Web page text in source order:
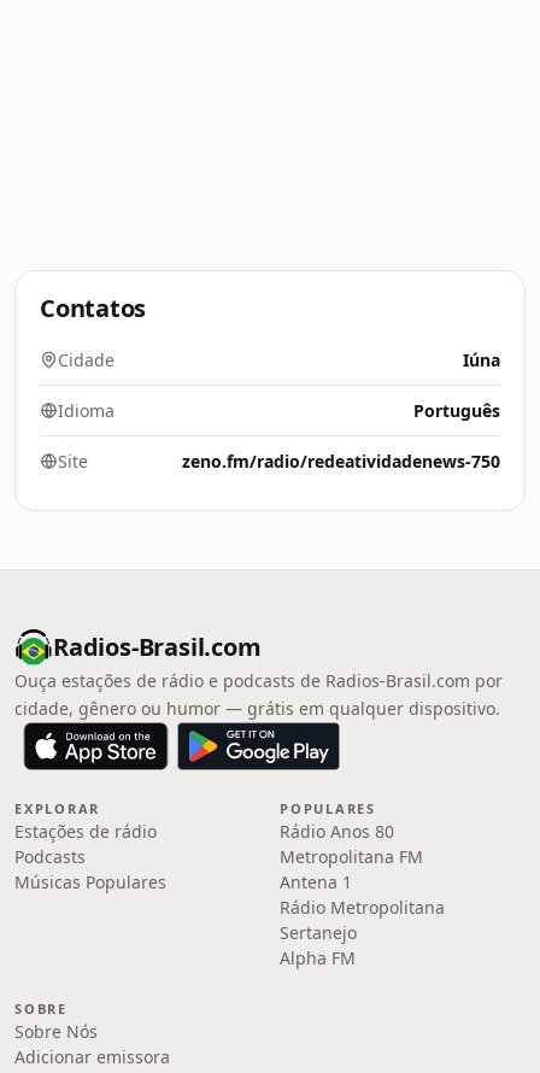
Contatos
Cidade Iúna
Idioma Português
Site zeno.fm/radio/redeatividadenews-750
Radios-Brasil.com
Ouça estações de rádio e podcasts de Radios-Brasil.com por
cidade, gênero ou humor — grátis em qualquer dispositivo.
EXPLORAR
Estações de rádio
Podcasts
Músicas Populares
POPULARES
Rádio Anos 80
Metropolitana FM
Antena 1
Rádio Metropolitana
Sertanejo
Alpha FM
SOBRE
Sobre Nós
Adicionar emissora